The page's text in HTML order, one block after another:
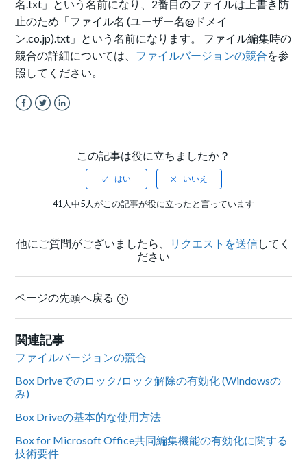
名.txt」という名前になり、2番目のファイルは上書き防
止のため「ファイル名 (ユーザー名@ドメイ
ン.co.jp).txt」という名前になります。 ファイル編集時の
競合の詳細については、 ファイルバージョンの競合を参
照してください。
この記事は役に立ちましたか？
41人中5人がこの記事が役に立ったと言っています
他にご質問がございましたら、 リクエストを送信してく
ださい
ページの先頭へ戻る
関連記事
ファイルバージョンの競合
Box Driveでのロック/ロック解除の有効化 (Windowsの
み)
Box Driveの基本的な使用方法
Box for Microsoft Office共同編集機能の有効化に関する
技術要件